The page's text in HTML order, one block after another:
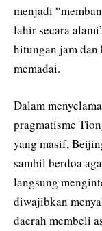
menjadi
lahir secara
hitungan jam
memadai.
Dalam
pragmatisme
yang masif,
sambil berdoa
langsung
diwajibkan
daerah membeli